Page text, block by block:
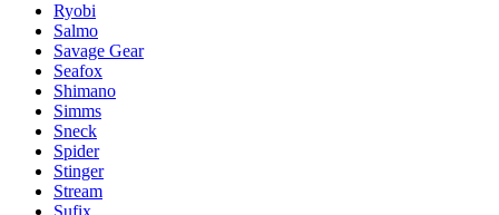
Ryobi
Salmo
Savage Gear
Seafox
Shimano
Simms
Sneck
Spider
Stinger
Stream
Sufix